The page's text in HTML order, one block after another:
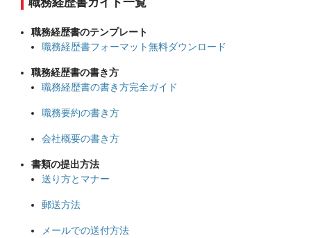
職務経歴書のテンプレート
職務経歴書フォーマット無料ダウンロード
職務経歴書の書き方
職務経歴書の書き方完全ガイド
職務要約の書き方
会社概要の書き方
書類の提出方法
送り方とマナー
郵送方法
メールでの送付方法